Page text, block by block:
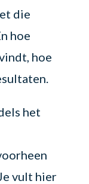
die
hoe
hoe
het
vult hier